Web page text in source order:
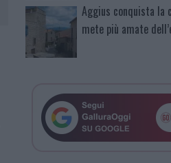
Aggius conquista la
mete più amate